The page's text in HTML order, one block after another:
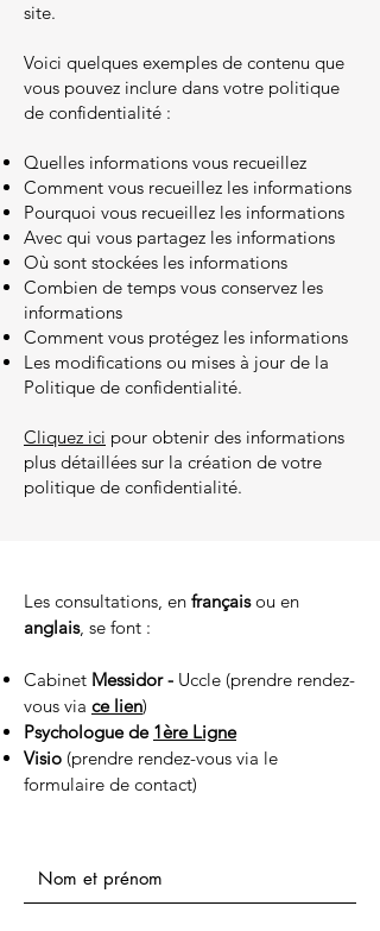
site.
Voici quelques exemples de contenu que
vous pouvez inclure dans votre politique
de confidentialité :
Quelles informations vous recueillez
Comment vous recueillez les informations
Pourquoi vous recueillez les informations
Avec qui vous partagez les informations
Où sont stockées les informations
Combien de temps vous conservez les
informations
Comment vous protégez les informations
Les modifications ou mises à jour de la
Politique de confidentialité.
Cliquez ici pour obtenir des informations
plus détaillées sur la création de votre
politique de confidentialité.
Les consultations, en françaisou en
anglais, se font :
Cabinet Messidor - Uccle (prendre rendez-
vous via ce lien)
Psychologue de 1ère Ligne
Visio (prendre rendez-vous via le
formulaire de contact)